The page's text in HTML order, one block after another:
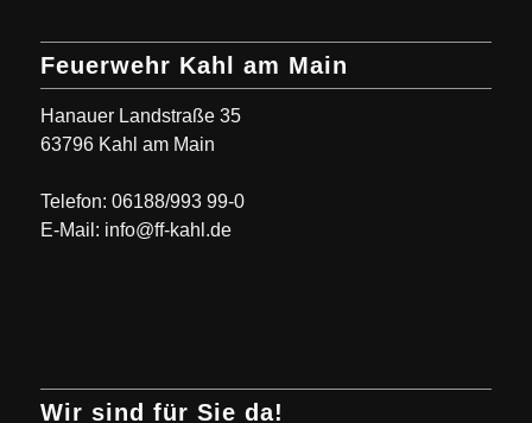
Feuerwehr Kahl am Main
Hanauer Landstraße 35
63796 Kahl am Main
Telefon: 06188/993 99-0
E-Mail: info@ff-kahl.de
Wir sind für Sie da!